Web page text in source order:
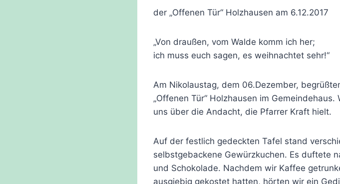
der „Offenen Tür“ Holzhausen am 6.12.2017
„Von draußen, vom Walde komm ich her;
ich muss euch sagen, es weihnachtet sehr!“
Am Nikolaustag, dem 06.Dezember,
„Offenen Tür“ Holzhausen im
uns über die Andacht, die Pfarrer Kraft hielt.
Auf der festlich gedeckten Tafel stand
selbstgebackene Gewürzkuchen. Es duftete
und Schokolade. Nachdem wir Kaffee
ausgiebig gekostet hatten, hörten wir ein